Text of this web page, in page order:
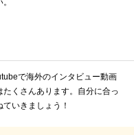
で海外のインタビュー動画
くさんあります。自分に合っ
いきましょう！